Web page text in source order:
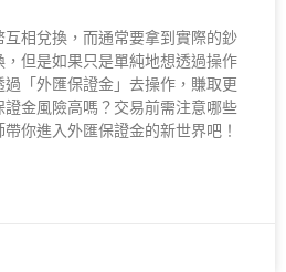
相兌換，而通常要拿到實際的鈔
但是如果只是單純地想透過操作
「外匯保證金」去操作，賺取更
金風險高嗎？交易前需注意哪些
你進入外匯保證金的新世界吧！